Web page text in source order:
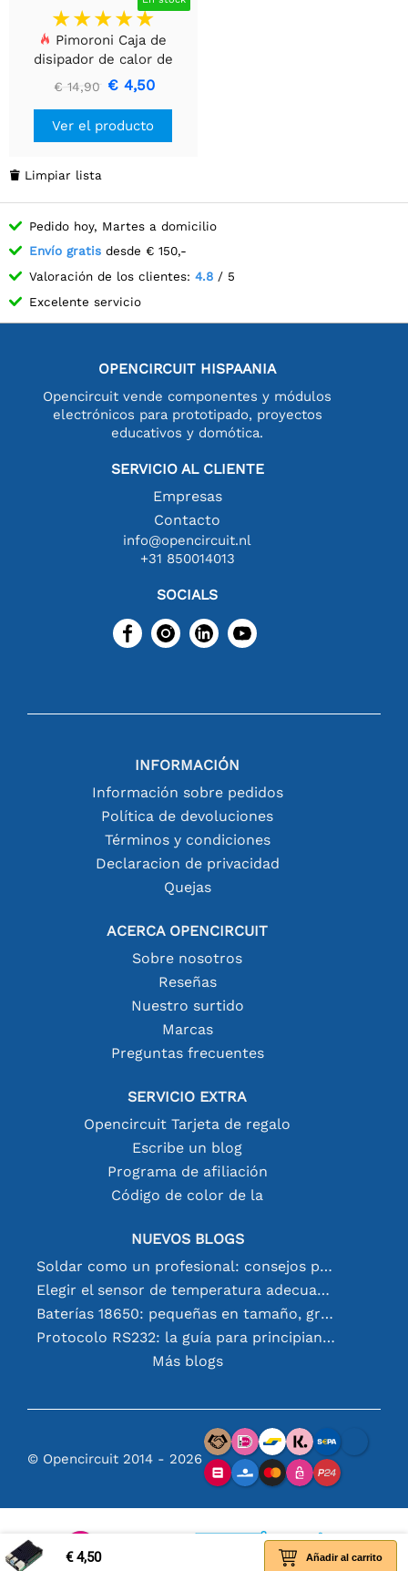
€ 4,50 Añadir al carrito
Pimoroni Caja de
disipador de calor de
aluminio para Raspberry Pi
4 - Negro
€ 14,90 € 4,50
Ver el producto
 Limpiar lista
Pedido hoy, Martes a domicilio
Envío gratis desde € 150,-
Valoración de los clientes: 4.8 / 5
Excelente servicio
OPENCIRCUIT HISPAANIA
Opencircuit vende componentes y módulos
electrónicos para prototipado, proyectos
educativos y domótica.
SERVICIO AL CLIENTE
Empresas
Contacto
info@opencircuit.nl
+31 850014013
SOCIALS
INFORMACIÓN
Información sobre pedidos
Política de devoluciones
Términos y condiciones
Declaracion de privacidad
Quejas
ACERCA OPENCIRCUIT
Sobre nosotros
Reseñas
Nuestro surtido
Marcas
Preguntas frecuentes
SERVICIO EXTRA
Opencircuit Tarjeta de regalo
Escribe un blog
Programa de afiliación
Código de color de la
NUEVOS BLOGS
Soldar como un profesional: consejos para conexiones electrónicas perfectas
Elegir el sensor de temperatura adecuado [youtube]
Baterías 18650: pequeñas en tamaño, grandes en rendimiento
Protocolo RS232: la guía para principiantes
Más blogs
© Opencircuit 2014 - 2026